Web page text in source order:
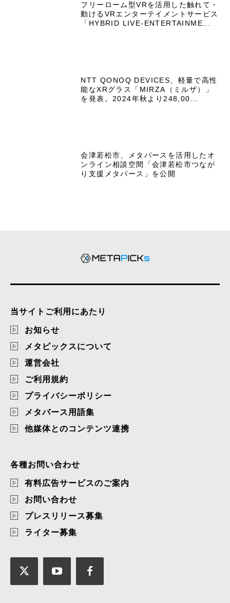
フリーローム型VRを活用した触れて・
動けるVRエンターテイメントサービス
「HYBRID LIVE-ENTERTAINME...
NTT QONOQ DEVICES、軽量で高性
能なXRグラス「MIRZA（ミルザ）」
を発表。2024年秋より248,00...
会津若松市、メタバースを活用したオ
ンライン相談空間「会津若松市つなが
り支援メタバース」を公開
当サイトご利用にあたり
お知らせ
メタピックスについて
運営会社
ご利用規約
プライバシーポリシー
メタバース用語集
他媒体とのコンテンツ連携
各種お問い合わせ
有料広告サービスのご案内
お問い合わせ
プレスリリース募集
ライター募集